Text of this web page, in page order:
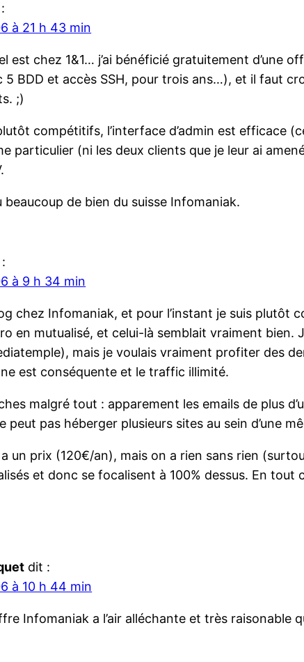
à 21 h 43 min
est chez 1&1… j’ai bénéficié gratuitement d’une
5 BDD et accès SSH, pour trois ans…), et il faut
;)
compétitifs, l’interface d’admin est efficace
particulier (ni les deux clients que je leur ai
beaucoup de bien du suisse Infomaniak.
à 9 h 34 min
chez Infomaniak, et pour l’instant je suis plutôt
en mutualisé, et celui-là semblait vraiment bien.
mais je voulais vraiment profiter des
est conséquente et le traffic illimité.
malgré tout : apparement les emails de plus
peut pas héberger plusieurs sites au sein d’une
un prix (120€/an), mais on a rien sans rien
et donc se focalisent à 100% dessus. En
dit :
à 10 h 44 min
Infomaniak a l’air alléchante et très raisonable